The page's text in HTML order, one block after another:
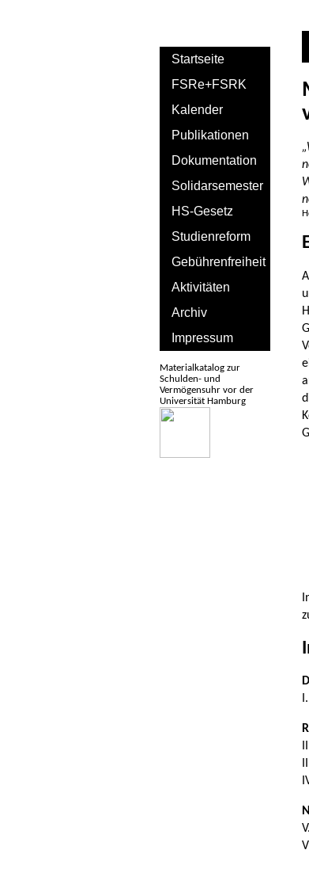
Startseite
FSRe+FSRK
Kalender
Publikationen
Dokumentation
Solidarsemester
HS-Gesetz
Studienreform
Gebührenfreiheit
Aktivitäten
Archiv
Impressum
Materialkatalog zur
Schulden- und
Vermögensuhr vor der
Universität Hamburg